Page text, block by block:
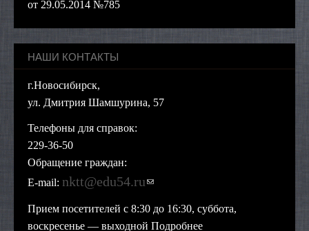
от 29.05.2014 №785
НАШИ КОНТАКТЫ
г.Новосибирск,
ул. Дмитрия Шамшурина, 57
Телефоны для справок:
229-36-50
Обращение граждан:
E-mail: nktt@edu54.ru(ссылка для отправки
email)
Прием посетителей с 8:30 до 16:30, суббота,
воскресенье — выходной Подробнее